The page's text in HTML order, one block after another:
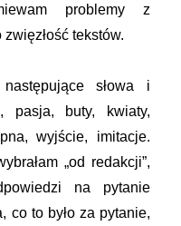
problemy z
tekstów.
słowa i
pasja, buty, kwiaty,
wyjście, imitacje.
„od redakcji”,
na pytanie
co to było za pytanie,